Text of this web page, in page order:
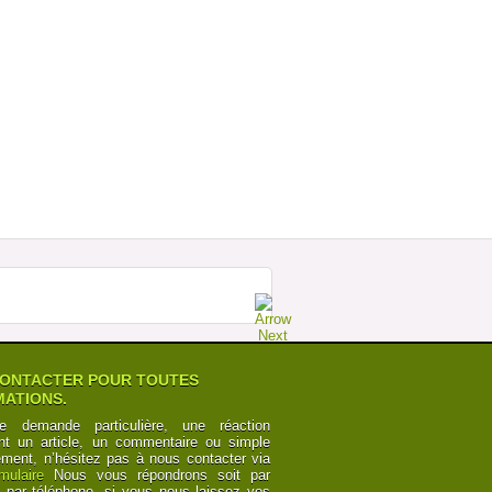
POUR TOUTES
demande particulière, une réaction
un article, un commentaire ou simple
n’hésitez pas à nous contacter via
Nous vous répondrons soit par